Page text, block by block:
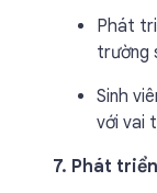
Phát
trường
Sinh
với vai
7. Phát